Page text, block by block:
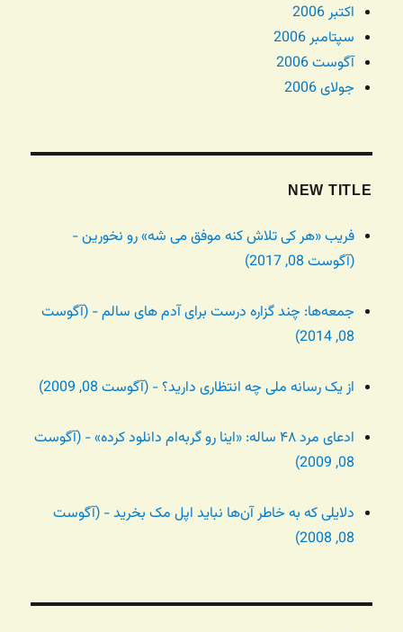
اکتبر 2006
سپتامبر 2006
آگوست 2006
جولای 2006
NEW TITLE
فریب «هر کی تلاش کنه موفق می شه» رو نخورین -
(آگوست 08, 2017)
جمعه‌ها: چند گزاره درست برای آدم های سالم - (آگوست
08, 2014)
از یک رسانه ملی چه انتظاری دارید؟ - (آگوست 08, 2009)
ادعای مرد ۴۸ ساله: «اینا رو گربه‌ام دانلود کرده» - (آگوست
08, 2009)
دلایلی که به خاطر آن‌ها نباید اپل مک بخرید - (آگوست
08, 2008)